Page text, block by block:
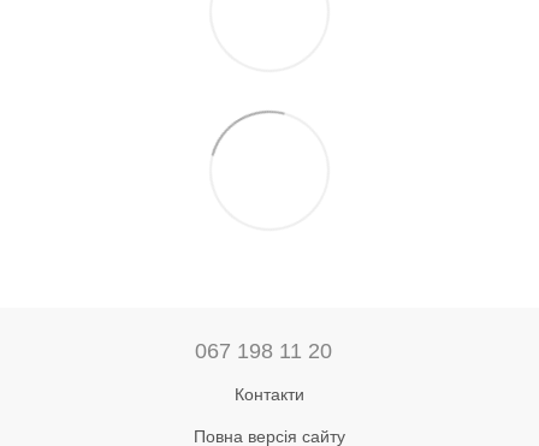
067 198 11 20
Контакти
Повна версія сайту